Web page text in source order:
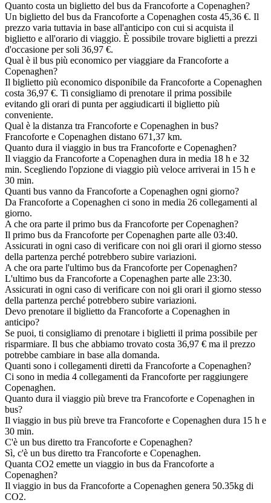
Quanto costa un biglietto del bus da Francoforte a Copenaghen?
Un biglietto del bus da Francoforte a Copenaghen costa 45,36 €. Il
prezzo varia tuttavia in base all'anticipo con cui si acquista il
biglietto e all'orario di viaggio. È possibile trovare biglietti a prezzi
d'occasione per soli 36,97 €.
Qual è il bus più economico per viaggiare da Francoforte a
Copenaghen?
Il biglietto più economico disponibile da Francoforte a Copenaghen
costa 36,97 €. Ti consigliamo di prenotare il prima possibile
evitando gli orari di punta per aggiudicarti il biglietto più
conveniente.
Qual è la distanza tra Francoforte e Copenaghen in bus?
Francoforte e Copenaghen distano 671,37 km.
Quanto dura il viaggio in bus tra Francoforte e Copenaghen?
Il viaggio da Francoforte a Copenaghen dura in media 18 h e 32
min. Scegliendo l'opzione di viaggio più veloce arriverai in 15 h e
30 min.
Quanti bus vanno da Francoforte a Copenaghen ogni giorno?
Da Francoforte a Copenaghen ci sono in media 26 collegamenti al
giorno.
A che ora parte il primo bus da Francoforte per Copenaghen?
Il primo bus da Francoforte per Copenaghen parte alle 03:40.
Assicurati in ogni caso di verificare con noi gli orari il giorno stesso
della partenza perché potrebbero subire variazioni.
A che ora parte l'ultimo bus da Francoforte per Copenaghen?
L'ultimo bus da Francoforte a Copenaghen parte alle 23:30.
Assicurati in ogni caso di verificare con noi gli orari il giorno stesso
della partenza perché potrebbero subire variazioni.
Devo prenotare il biglietto da Francoforte a Copenaghen in
anticipo?
Se puoi, ti consigliamo di prenotare i biglietti il prima possibile per
risparmiare. Il bus che abbiamo trovato costa 36,97 € ma il prezzo
potrebbe cambiare in base alla domanda.
Quanti sono i collegamenti diretti da Francoforte a Copenaghen?
Ci sono in media 4 collegamenti da Francoforte per raggiungere
Copenaghen.
Quanto dura il viaggio più breve tra Francoforte e Copenaghen in
bus?
Il viaggio in bus più breve tra Francoforte e Copenaghen dura 15 h e
30 min.
C'è un bus diretto tra Francoforte e Copenaghen?
Sì, c'è un bus diretto tra Francoforte e Copenaghen.
Quanta CO2 emette un viaggio in bus da Francoforte a
Copenaghen?
Il viaggio in bus da Francoforte a Copenaghen genera 50.35kg di
CO2.